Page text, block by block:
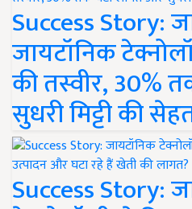
Success Story:
जायटॉनिक
की तस्वीर, 30%
सुधरी मिट्टी की
Success Story: